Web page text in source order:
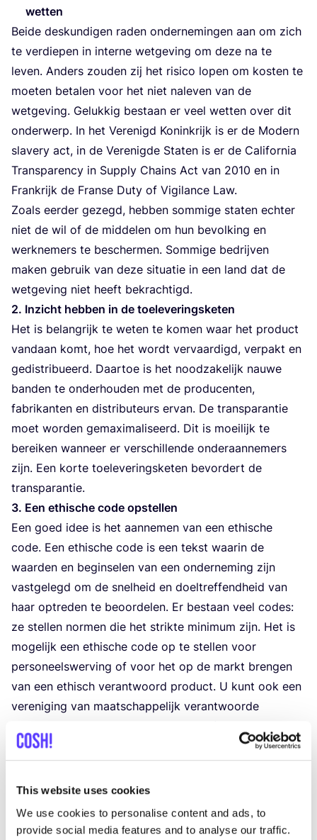
This website uses cookies
We use cookies to personalise content and ads, to
provide social media features and to analyse our traffic.
wetten
Bei­de des­kun­di­gen raden onder­ne­min­gen aan om zich
te ver­die­pen in inter­ne wet­ge­ving om deze na te
leven. Anders zou­den zij het risi­co lopen om kos­ten te
moe­ten beta­len voor het niet nale­ven van de
wet­ge­ving. Geluk­kig bestaan er veel wet­ten over dit
onder­werp. In het Ver­e­nigd Konink­rijk is er de Modern
sla­ve­ry act, in de Ver­e­nig­de Sta­ten is er de Cali­for­nia
Transpa­ren­cy in Sup­ply Chains Act van 2010 en in
Frank­rijk de Fran­se Duty of Vigi­lan­ce Law.
Zoals eer­der gezegd, heb­ben som­mi­ge sta­ten ech­ter
niet de wil of de mid­de­len om hun bevol­king en
werk­ne­mers te bescher­men. Som­mi­ge bedrij­ven
maken gebruik van deze situ­a­tie in een land dat de
wet­ge­ving niet heeft bekrachtigd.
2. Inzicht heb­ben in de toeleveringsketen
Het is belang­rijk te weten te komen waar het pro­duct
van­daan komt, hoe het wordt ver­vaar­digd, ver­pakt en
gedis­tri­bu­eerd. Daar­toe is het nood­za­ke­lijk nau­we
ban­den te onder­hou­den met de pro­du­cen­ten,
fabri­kan­ten en dis­tri­bu­teurs ervan. De trans­pa­ran­tie
moet wor­den gemaxi­ma­li­seerd. Dit is moei­lijk te
berei­ken wan­neer er ver­schil­len­de onder­aan­ne­mers
zijn. Een kor­te toe­le­ve­rings­ke­ten bevor­dert de
transparantie.
3. Een ethi­sche code opstellen
Een goed idee is het aan­ne­men van een ethi­sche
code. Een ethi­sche code is een tekst waar­in de
waar­den en begin­se­len van een onder­ne­ming zijn
vast­ge­legd om de snel­heid en doel­tref­fend­heid van
haar optre­den te beoor­de­len. Er bestaan veel codes:
ze stel­len nor­men die het strik­te mini­mum zijn. Het is
moge­lijk een ethi­sche code op te stel­len voor
per­so­neels­wer­ving of voor het op de markt bren­gen
van een ethisch ver­ant­woord pro­duct. U kunt ook een
ver­e­ni­ging van maat­schap­pe­lijk ver­ant­woor­de
belang te weten of de gefor­ma­li­seer­de ver­bin­te­nis­sen
4. Oplei­ding van werknemers
Bedrij­ven moe­ten mana­gers en werk­ne­mers oplei­den,
zodat zij zelf risi­co’s kun­nen opspo­ren. In het geval